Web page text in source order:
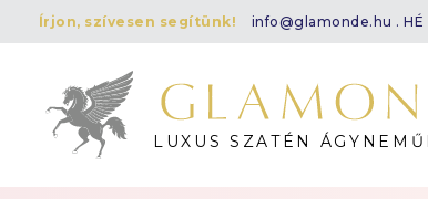
Írjon, szívesen segítünk! info@glamonde.hu .
LUXUS SZATÉN